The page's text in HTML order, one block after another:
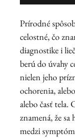
Prírodné
celostné, čo
diagnostike i
berú do úvahy
nielen jeho
ochorenia,
alebo časť tela.
znamená, že sa
medzi